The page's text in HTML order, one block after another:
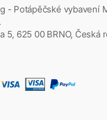
- Potápěčské vybavení
5, 625 00 BRNO, Česká